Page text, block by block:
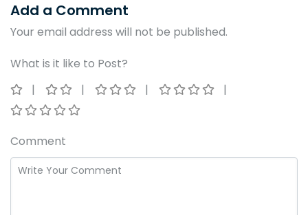
Add a Comment
Your email address will not be published.
What is it like to Post?
Comment